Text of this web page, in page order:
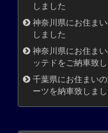
しました
神奈川県にお住ま
しました
神奈川県にお住ま
ッテドをご納車致
千葉県にお住まい
ーツを納車致しまし